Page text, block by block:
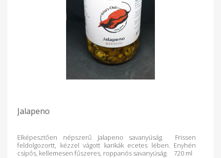
Jalapeno
Elképesztően népszerű Jalapeno savanyúság. Frissen
feldolgozortt, kézzel vágott karikák ecetes lében. Enyhén
csípős, kellemesen fűszeres, roppanós savanyúság. 720 ml